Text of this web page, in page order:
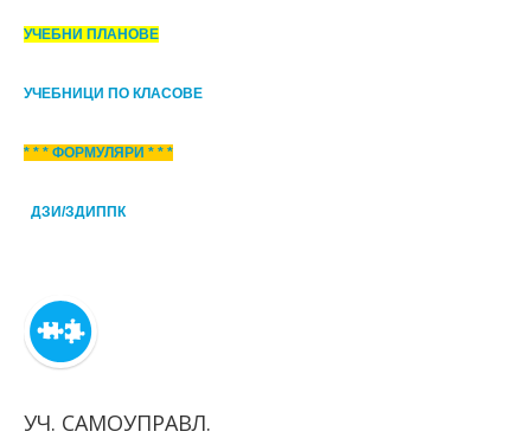
УЧЕБНИ ПЛАНОВЕ
УЧЕБНИЦИ ПО КЛАСОВЕ
* * * ФОРМУЛЯРИ * * *
ДЗИ/ЗДИППК
УЧ. САМОУПРАВЛ.